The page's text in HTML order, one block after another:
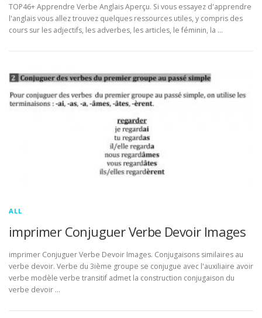
TOP46+ Apprendre Verbe Anglais Aperçu. Si vous essayez d'apprendre
l'anglais vous allez trouvez quelques ressources utiles, y compris des
cours sur les adjectifs, les adverbes, les articles, le féminin, la …
ALL
imprimer Conjuguer Verbe Devoir Images
imprimer Conjuguer Verbe Devoir Images. Conjugaisons similaires au
verbe devoir. Verbe du 3ième groupe se conjugue avec l'auxiliaire avoir
verbe modèle verbe transitif admet la construction conjugaison du
verbe devoir …